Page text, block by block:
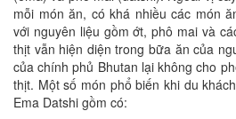
mỗi món ăn, có khá nhiều các món
với nguyên liệu gồm ớt, phô mai và
thịt vẫn hiện diện trong bữa ăn của
của chính phủ Bhutan lại không cho
thịt. Một số món phổ biến khi du
Ema Datshi gồm có: